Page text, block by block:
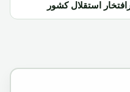
استقلال کشور